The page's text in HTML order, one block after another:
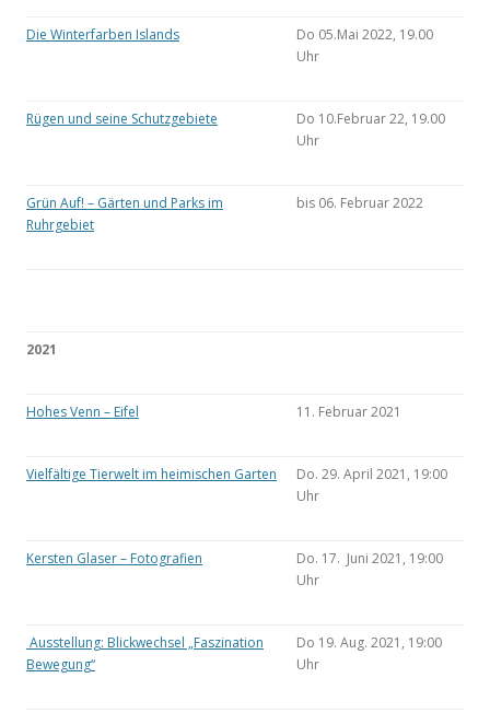
Die Winterfarben Islands
Do 05.Mai 2022, 19.00
Uhr
Rügen und seine Schutzgebiete
Do 10.Februar 22, 19.00
Uhr
Grün Auf! – Gärten und Parks im
Ruhrgebiet
bis 06. Februar 2022
2021
Hohes Venn – Eifel 11. Februar 2021
Vielfältige Tierwelt im heimischen Garten
Do. 29. April 2021, 19:00
Uhr
Kersten Glaser – Fotografien
Do. 17. Juni 2021, 19:00
Uhr
Ausstellung: Blickwechsel „Faszination
Bewegung“
Do 19. Aug. 2021, 19:00
Uhr